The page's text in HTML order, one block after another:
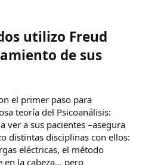
utilizo Freud
de sus
el primer paso para
teoría del Psicoanálisis:
ver a sus pacientes –asegura
distintas disciplinas con ellos:
eléctricas, el método
en la cabeza… pero